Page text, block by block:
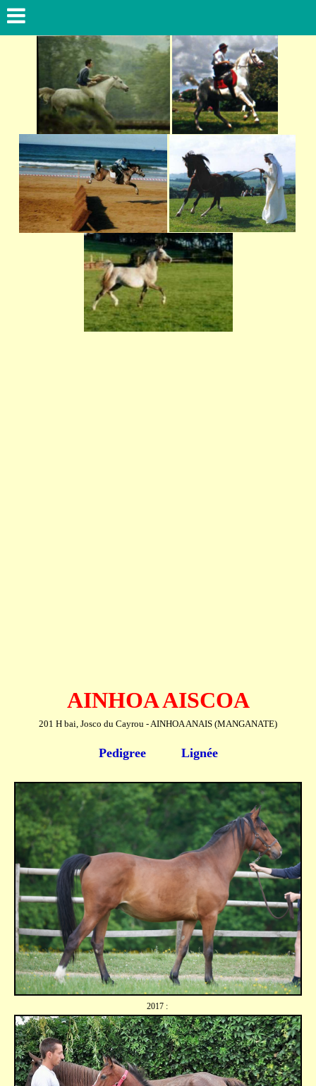
AINHOA AISCOA
201 H bai, Josco du Cayrou - AINHOA ANAIS (MANGANATE)
Pedigree Lignée
2017 :